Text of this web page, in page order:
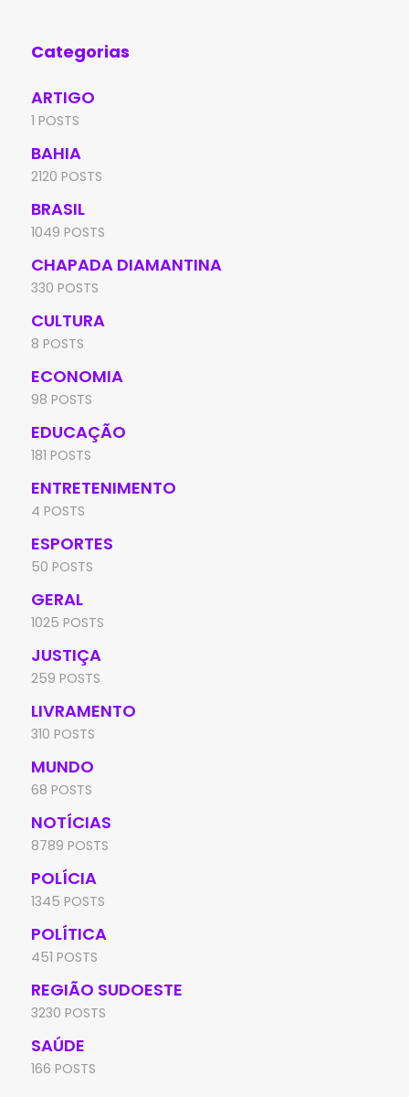
Categorias
ARTIGO
1 POSTS
BAHIA
2120 POSTS
BRASIL
1049 POSTS
CHAPADA DIAMANTINA
330 POSTS
CULTURA
8 POSTS
ECONOMIA
98 POSTS
EDUCAÇÃO
181 POSTS
ENTRETENIMENTO
4 POSTS
ESPORTES
50 POSTS
GERAL
1025 POSTS
JUSTIÇA
259 POSTS
LIVRAMENTO
310 POSTS
MUNDO
68 POSTS
NOTÍCIAS
8789 POSTS
POLÍCIA
1345 POSTS
POLÍTICA
451 POSTS
REGIÃO SUDOESTE
3230 POSTS
SAÚDE
166 POSTS